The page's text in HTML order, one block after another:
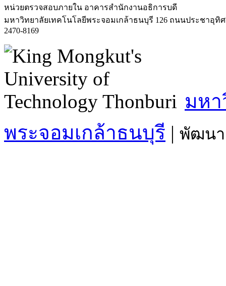
หน่วยตรวจสอบภายใน อาคารสำนักงานอธิการบดี
มหาวิทยาลัยเทคโนโลยีพระจอมเกล้าธนบุรี 126 ถนนประชาอุทิ
2470-8169
มหา
พระจอมเกล้าธนบุรี | พัฒน